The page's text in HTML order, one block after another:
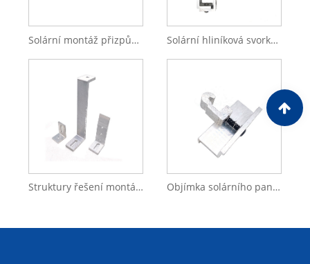
Solární montáž přizpůsobená struktura panelu Eloxovaná hliníková středová svorka pro konzoly Solární hliníková svorka Solární hliníková nastavitelná koncová svorka Solární panel
Struktury řešení montážního systému PV Hliníková solární svorka Objímka solárního panelu z anodizovaného hliníku 6005-T5 odolná proti oxidaci